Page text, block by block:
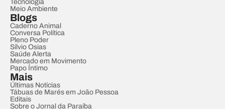
Tecnologia
Meio Ambiente
Blogs
Caderno Animal
Conversa Política
Pleno Poder
Sílvio Osias
Saúde Alerta
Mercado em Movimento
Papo Íntimo
Mais
Últimas Notícias
Tábuas de Marés em João Pessoa
Editais
Sobre o Jornal da Paraíba